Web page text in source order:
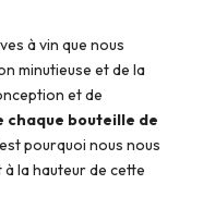
à vin que nous
minutieuse et de la
et de
chaque bouteille de
pourquoi nous nous
la hauteur de cette